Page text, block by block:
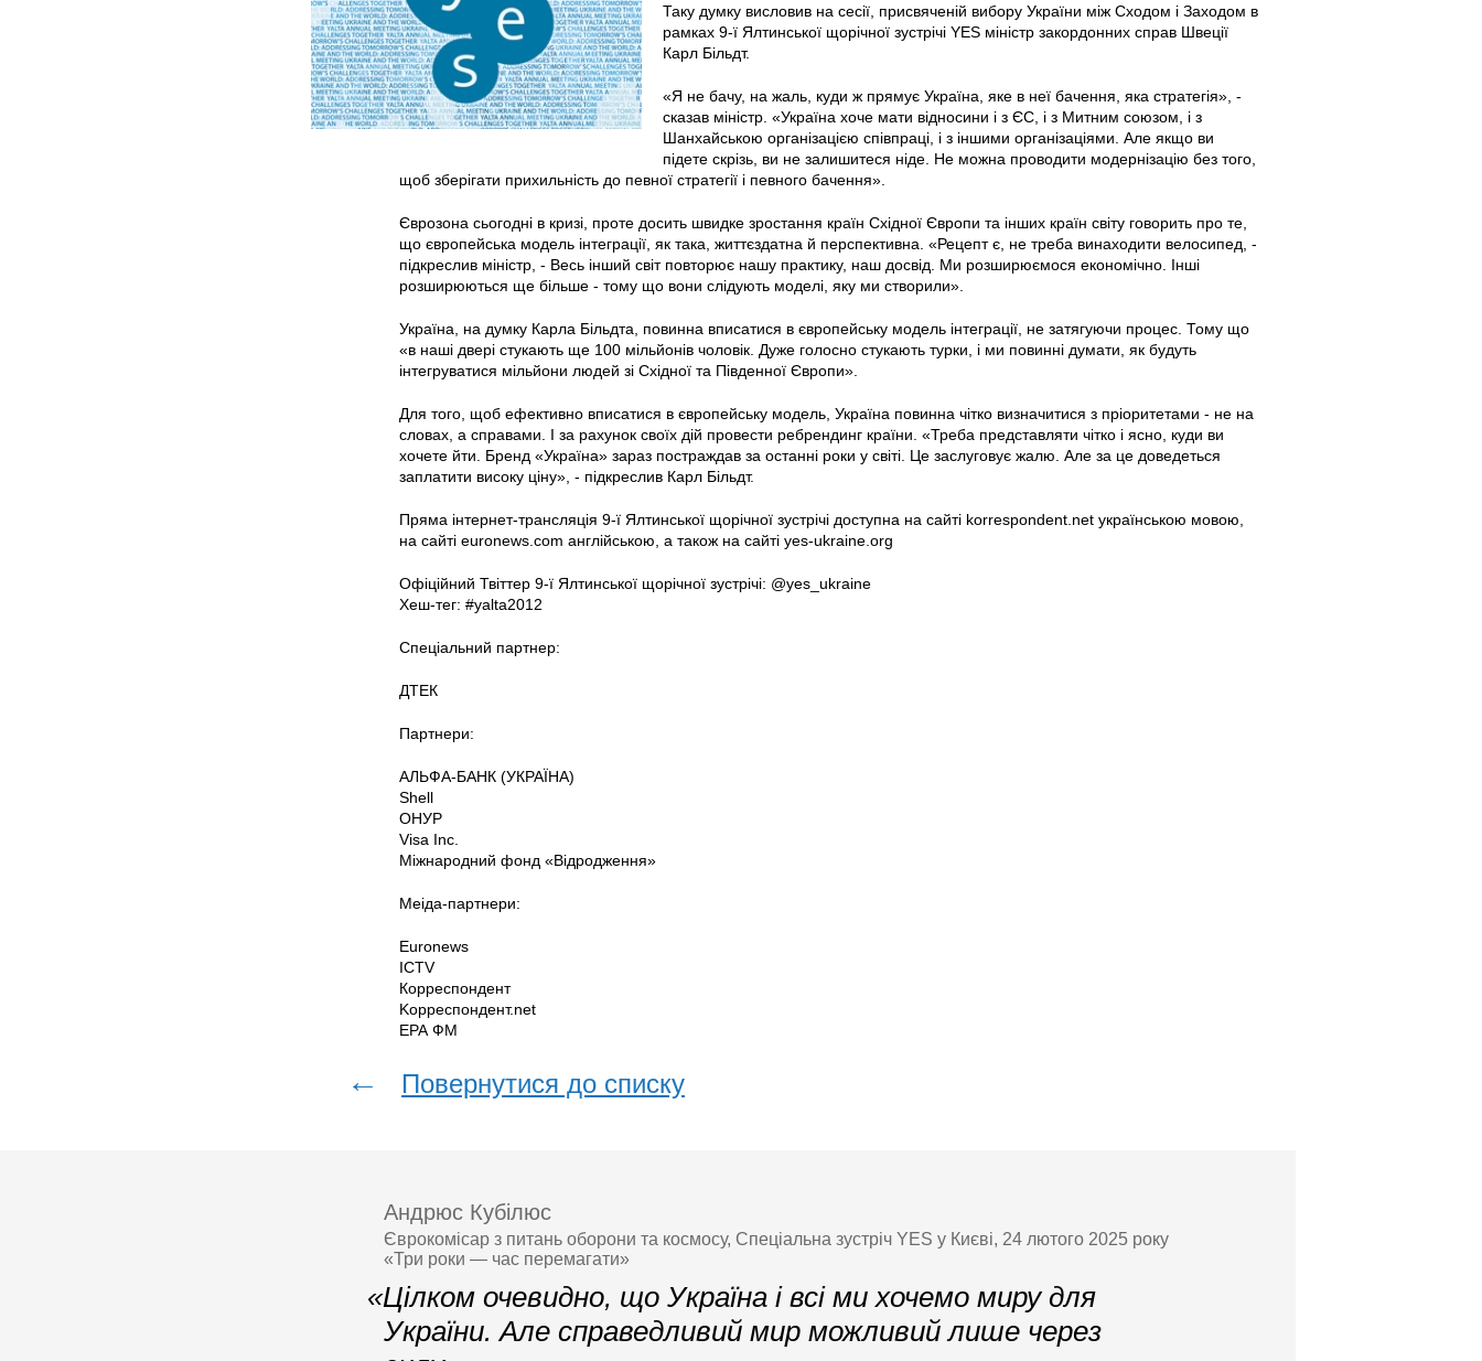
Таку думку висловив на сесії, присвяченій вибору України між Сходом і Заходом в
рамках 9-ї Ялтинської щорічної зустрічі YES міністр закордонних справ Швеції
Карл Більдт.
«Я не бачу, на жаль, куди ж прямує Україна, яке в неї бачення, яка стратегія», -
сказав міністр. «Україна хоче мати відносини і з ЄС, і з Митним союзом, і з
Шанхайською організацією співпраці, і з іншими організаціями. Але якщо ви
підете скрізь, ви не залишитеся ніде. Не можна проводити модернізацію без того,
щоб зберігати прихильність до певної стратегії і певного бачення».
Єврозона сьогодні в кризі, проте досить швидке зростання країн Східної Європи та інших країн світу говорить про те,
що європейська модель інтеграції, як така, життєздатна й перспективна. «Рецепт є, не треба винаходити велосипед, -
підкреслив міністр, - Весь інший світ повторює нашу практику, наш досвід. Ми розширюємося економічно. Інші
розширюються ще більше - тому що вони слідують моделі, яку ми створили».
Україна, на думку Карла Більдта, повинна вписатися в європейську модель інтеграції, не затягуючи процес. Тому що
«в наші двері стукають ще 100 мільйонів чоловік. Дуже голосно стукають турки, і ми повинні думати, як будуть
інтегруватися мільйони людей зі Східної та Південної Європи».
Для того, щоб ефективно вписатися в європейську модель, Україна повинна чітко визначитися з пріоритетами - не на
словах, а справами. І за рахунок своїх дій провести ребрендинг країни. «Треба представляти чітко і ясно, куди ви
хочете йти. Бренд «Україна» зараз постраждав за останні роки у світі. Це заслуговує жалю. Але за це доведеться
заплатити високу ціну», - підкреслив Карл Більдт.
Пряма інтернет-трансляція 9-ї Ялтинської щорічної зустрічі доступна на сайті korrespondent.net українською мовою,
на сайті euronews.com англійською, а також на сайті yes-ukraine.org
Офіційний Твіттер 9-ї Ялтинської щорічної зустрічі: @yes_ukraine
Хеш-тег: #yalta2012
Спеціальний партнер:
ДТЕК
Партнери:
АЛЬФА-БАНК (УКРАЇНА)
Shell
ОНУР
Visa Inc.
Міжнародний фонд «Відродження»
Меіда-партнери:
Euronews
ICTV
Корреспондент
Kорреспондент.net
ЕРА ФМ
← Повернутися до списку
Андрюс Кубілюс
Єврокомісар з питань оборони та космосу, Спеціальна зустріч YES у Києві, 24 лютого 2025 року
«Три роки — час перемагати»
«Цілком очевидно, що Україна і всі ми хочемо миру для
України. Але справедливий мир можливий лише через